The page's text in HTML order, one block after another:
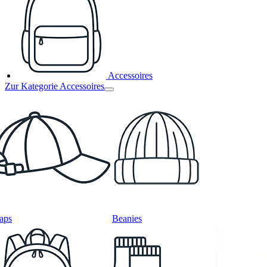
Accessoires
Zur Kategorie Accessoires
Beanies